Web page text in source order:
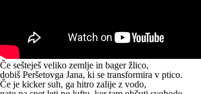
Če sešteješ veliko zemlje in bager žlico,
dobiš Peršetovga Jana, ki se transformira v ptico.
Če je kicker suh, ga hitro zalije z vodo,